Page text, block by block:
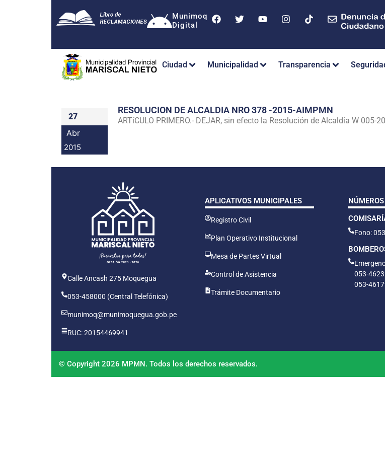
Munimoq
Digital
Ciudad Municipalidad Transparencia
27
Abr
2015
RESOLUCION DE ALCALDIA NRO 378 -2015-AIMPMN
ARTíCULO PRIMERO.- DEJAR, sin efecto la Resolución de Alcaldía W
Calle Ancash 275 Moquegua
053-458000 (Central Telefónica)
munimoq@munimoquegua.gob.pe
RUC: 20154469941
APLICATIVOS MUNICIPALES
Registro Civil
Plan Operativo Institucional
Mesa de Partes Virtual
Control de Asistencia
Trámite Documentario
Fono:
053-
053-
© Copyright 2026 MPMN. Todos los derechos reservados.